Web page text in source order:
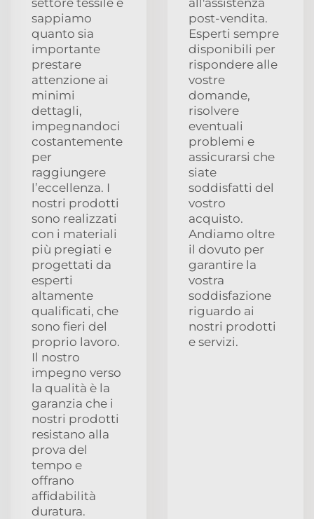
sappiamo
quanto sia
importante
prestare
attenzione ai
minimi
dettagli,
impegnandoci
costantemente
per
raggiungere
l’eccellenza. I
nostri prodotti
sono realizzati
con i materiali
più pregiati e
progettati da
esperti
altamente
qualificati, che
sono fieri del
proprio lavoro.
Il nostro
impegno verso
la qualità è la
garanzia che i
nostri prodotti
resistano alla
prova del
tempo e
offrano
affidabilità
duratura.
post-vendita.
Esperti sempre
disponibili per
rispondere alle
vostre
domande,
risolvere
eventuali
problemi e
assicurarsi che
siate
soddisfatti del
vostro
acquisto.
Andiamo oltre
il dovuto per
garantire la
vostra
soddisfazione
riguardo ai
nostri prodotti
e servizi.